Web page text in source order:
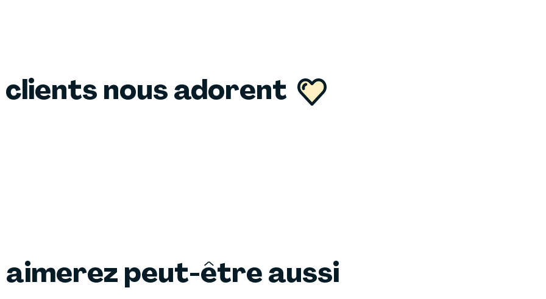
clients nous adorent
aimerez peut-être aussi